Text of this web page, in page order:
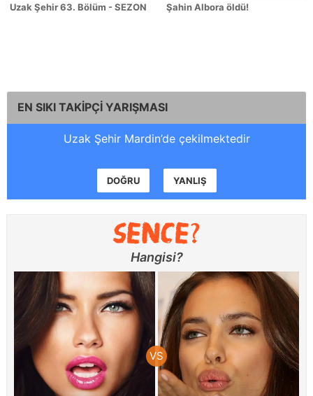
Uzak Şehir 63. Bölüm - SEZON FİNALİŞahin Albora öldü!
EN SIKI TAKİPÇİ YARIŞMASI
Uzak Şehir Mardin’de çekilmektedir
DOĞRU YANLIŞ
Hangisi?